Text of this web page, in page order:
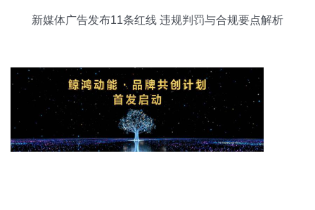
新媒体广告发布11条红线 违规判罚与合规要点解析